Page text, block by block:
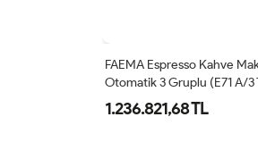
FAEMA Espresso Kahve
Otomatik 3 Gruplu (E71 A/3
PEARL)
1.236.821,68 TL